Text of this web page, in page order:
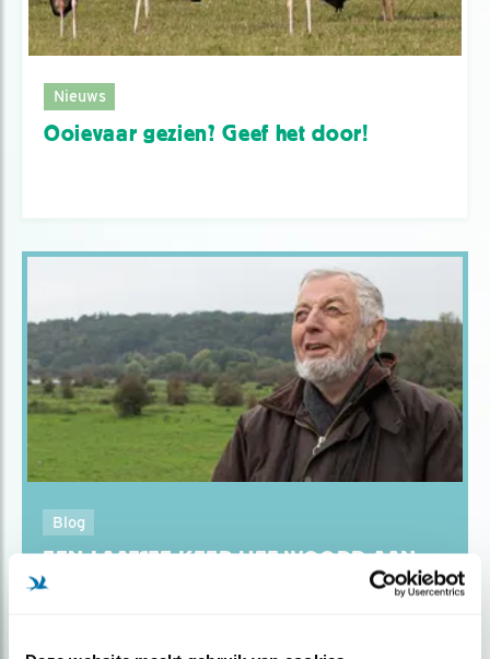
Nieuws
Ooievaar gezien? Geef het door!
Blog
EEN LAATSTE KEER HET WOORD AAN
NICO